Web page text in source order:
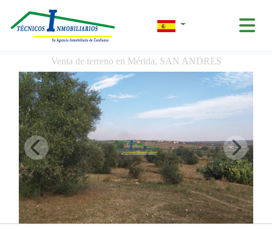
Venta de terreno en Mérida, SAN ANDRES